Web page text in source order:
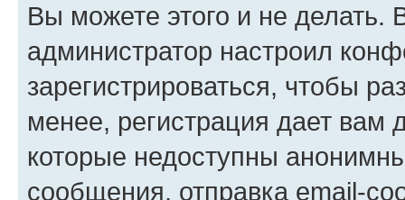
Вы можете этого и не делать.
администратор настроил
зарегистрироваться, чтобы
менее, регистрация дает вам
которые недоступны
сообщения, отправка email-